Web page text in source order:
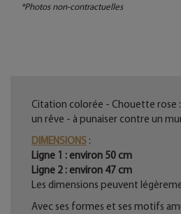
*Photos non-contractuelles
Citation colorée - Chouette rose
un rêve - à punaiser contre un
DIMENSIONS :
Ligne 1 : environ 50 cm
Ligne 2 : environ 47 cm
Les dimensions peuvent
Avec ses formes et ses motifs